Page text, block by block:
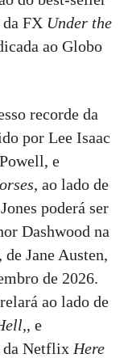
FX Under the
ao Globo
recorde da
por Lee Isaac
e
, ao lado de
poderá ser
Dashwood na
, de Jane Austen,
de 2026.
ao lado de
, e
da Netflix Here